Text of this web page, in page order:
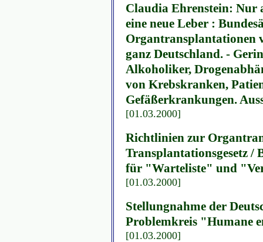
Claudia Ehrenstein: Nur
eine neue Leber :
Organtransplantationen
ganz Deutschland. -
Alkoholiker,
von Krebskranken,
Gefäßerkrankungen.
[01.03.2000]
Richtlinien zur
Transplantationsgesetz /
für "Warteliste" und
[01.03.2000]
Stellungnahme der
Problemkreis "Humane
[01.03.2000]